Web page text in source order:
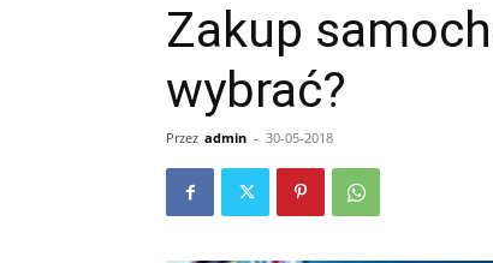
Zakup
wybrać?
Przez admin - 30-05-2018